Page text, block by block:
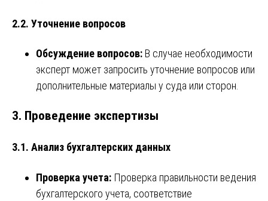
2.2. Уточнение вопросов
Обсуждение вопросов: В случае необходимости
эксперт может запросить уточнение вопросов или
дополнительные материалы у суда или сторон.
3. Проведение экспертизы
3.1. Анализ бухгалтерских данных
Проверка учета: Проверка правильности ведения
бухгалтерского учета, соответствие